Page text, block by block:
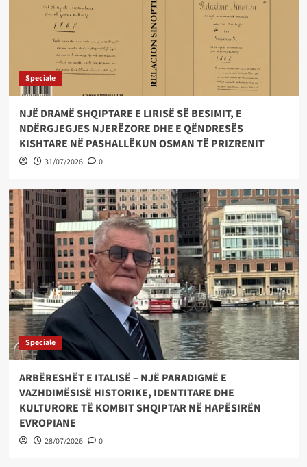
Speciale
NJË DRAMË SHQIPTARE E LIRISË SË BESIMIT, E
NDËRGJEGJES NJERËZORE DHE E QËNDRESËS
KISHTARE NË PASHALLËKUN OSMAN TË PRIZRENIT
31/07/2026 0
Speciale
ARBËRESHËT E ITALISË – NJË PARADIGMË E
VAZHDIMËSISË HISTORIKE, IDENTITARE DHE
KULTURORE TË KOMBIT SHQIPTAR NË HAPËSIRËN
EVROPIANE
28/07/2026 0